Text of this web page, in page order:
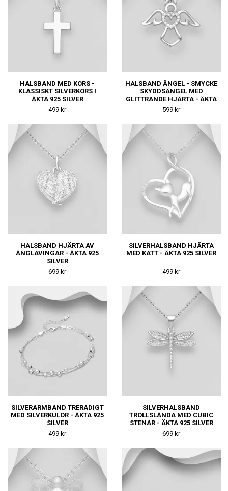
HALSBAND MED KORS -
KLASSISKT SILVERKORS I
ÄKTA 925 SILVER
499 kr
HALSBAND ÄNGEL - SMYCKE
SKYDDSÄNGEL MED
GLITTRANDE HJÄRTA - ÄKTA
925 SILVER
599 kr
HALSBAND HJÄRTA AV
ÄNGLAVINGAR - ÄKTA 925
SILVER
699 kr
SILVERHALSBAND HJÄRTA
MED KATT - ÄKTA 925 SILVER
499 kr
SILVERARMBAND TRERADIGT
MED SILVERKULOR - ÄKTA 925
SILVER
499 kr
SILVERHALSBAND
TROLLSLÄNDA MED CUBIC
STENAR - ÄKTA 925 SILVER
699 kr